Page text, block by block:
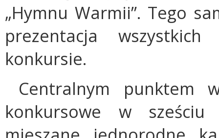
„Hymnu Warmii”. Tego
prezentacja wszystkich
konkursie.
Centralnym punktem
konkursowe w sześciu